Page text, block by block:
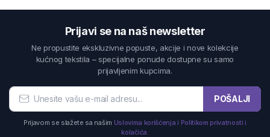
Prijavi se na naš newsletter
Ne propustite ekskluzivne popuste, akcije i nove kolekcije
kućnog tekstila – specijalne ponude dostupne su samo
prijavljenim kupcima.
POŠALJI
Prijavom se slažete sa našim Uslovima korišćenja i Politikom privatnosti i
kolačića.